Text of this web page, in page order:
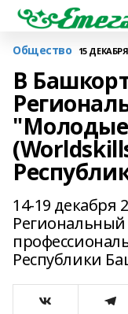
Общество 15 ДЕКАБРЯ
В
14-19 декабря
Республики